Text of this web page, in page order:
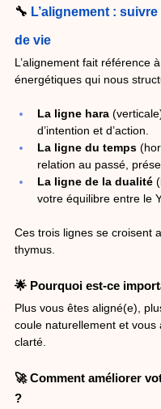
🔧 L’alignement :
de vie
L’alignement fait référence
énergétiques qui nous
La ligne hara
d’intention et d’action.
La ligne du temps
relation au passé,
La ligne de la dualité
votre équilibre entre le
Ces trois lignes se croisent
thymus.
🌟 Pourquoi est-ce
Plus vous êtes aligné(e),
coule naturellement et vous
clarté.
🚀 Comment améliorer
?